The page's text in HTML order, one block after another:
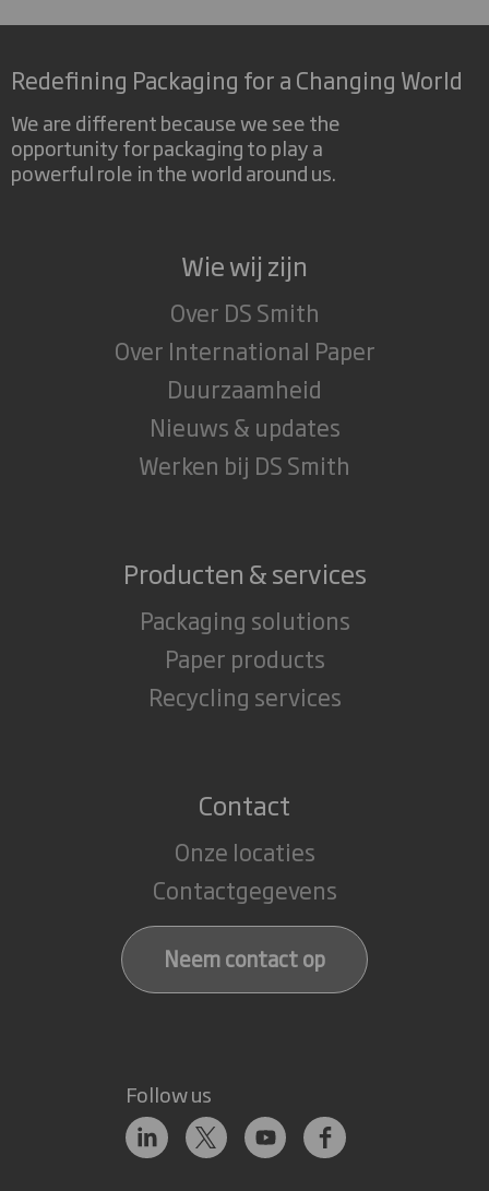
Redefining Packaging for a Changing World
We are different because we see the
opportunity for packaging to play a
powerful role in the world around us.
Wie wij zijn
Over DS Smith
Over International Paper
Duurzaamheid
Nieuws & updates
Werken bij DS Smith
Producten & services
Packaging solutions
Paper products
Recycling services
Contact
Onze locaties
Contactgegevens
Neem contact op
Follow us